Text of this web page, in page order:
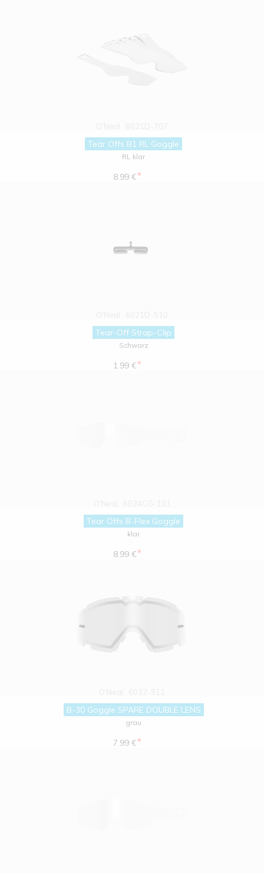
Tear Offs B1 RL Goggle
RL klar
8.99 €*
Tear-Off Strap-Clip
Schwarz
1.99 €*
Tear Offs B-Flex Goggle
klar
8.99 €*
B-30 Goggle SPARE DOUBLE LENS
grau
7.99 €*